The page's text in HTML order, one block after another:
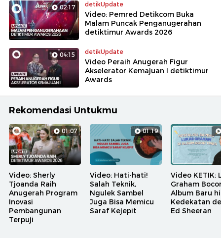
02:17 detikUpdate
Video: Pemred Detikcom Buka
Malam Puncak Penganugerahan
detiktimur Awards 2026
04:15 detikUpdate
Video Peraih Anugerah Figur
Akselerator Kemajuan I detiktimur
Awards
Rekomendasi Untukmu
01:07
Video: Sherly
Tjoanda Raih
Anugerah Program
Inovasi
Pembangunan
Terpuji
01:19
Video: Hati-hati!
Salah Teknik,
Ngulek Sambel
Juga Bisa Memicu
Saraf Kejepit
Video KETIK:
Graham
Album Baru
Kedekatan
Ed Sheeran